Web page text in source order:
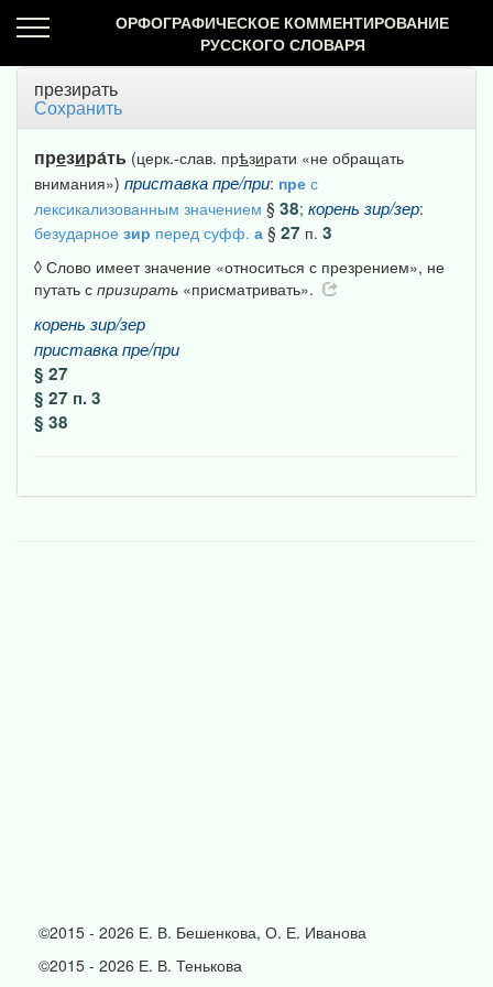
ОРФОГРАФИЧЕСКОЕ КОММЕНТИРОВАНИЕ
РУССКОГО СЛОВАРЯ
презирать
Сохранить
презира́ть (церк.-слав. прѣзирати «не обращать
внимания») приставкапре/при: пре с
лексикализованным значением § 38; корень зир/зер:
безударное зир перед суфф. а § 27 п. 3
◊ Слово имеет значение «относиться с презрением», не
путать с призирать «присматривать».
корень зир/зер
приставкапре/при
§ 27
§ 27 п. 3
§ 38
©2015 - 2026 Е. В. Бешенкова, О. Е. Иванова
©2015 - 2026 Е. В. Тенькова